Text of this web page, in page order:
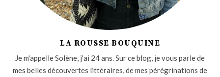
LA ROUSSE BOUQUINE
Je m'appelle Solène, j'ai 24 ans. Sur ce blog, je vous parle de
mes belles découvertes littéraires, de mes pérégrinations de